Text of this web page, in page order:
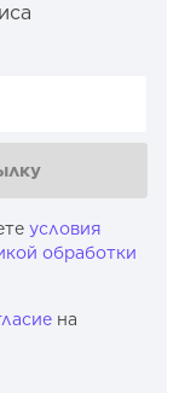
условия
обработки
на